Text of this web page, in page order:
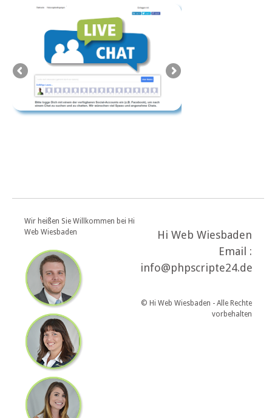
Wir heißen Sie Willkommen bei Hi
Web Wiesbaden
Hi Web Wiesbaden
Email :
info@phpscripte24.de
© Hi Web Wiesbaden - Alle Rechte
vorbehalten